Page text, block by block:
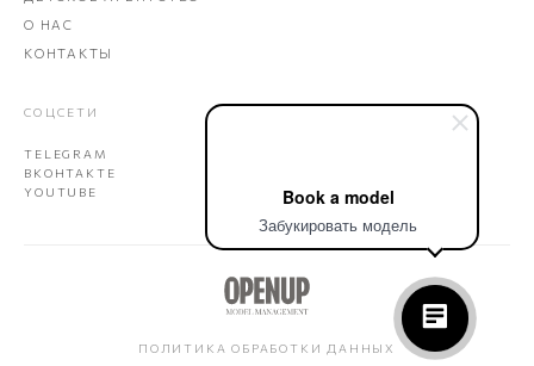
Book a model
Забукировать модель
О НАС
КОНТАКТЫ
СОЦСЕТИ
TELEGRAM
ВКОНТАКТЕ
YOUTUBE
ПОЛИТИКА ОБРАБОТКИ ДАННЫХ